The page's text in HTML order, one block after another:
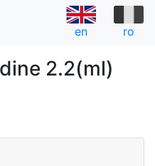
en ro
2.2(ml)